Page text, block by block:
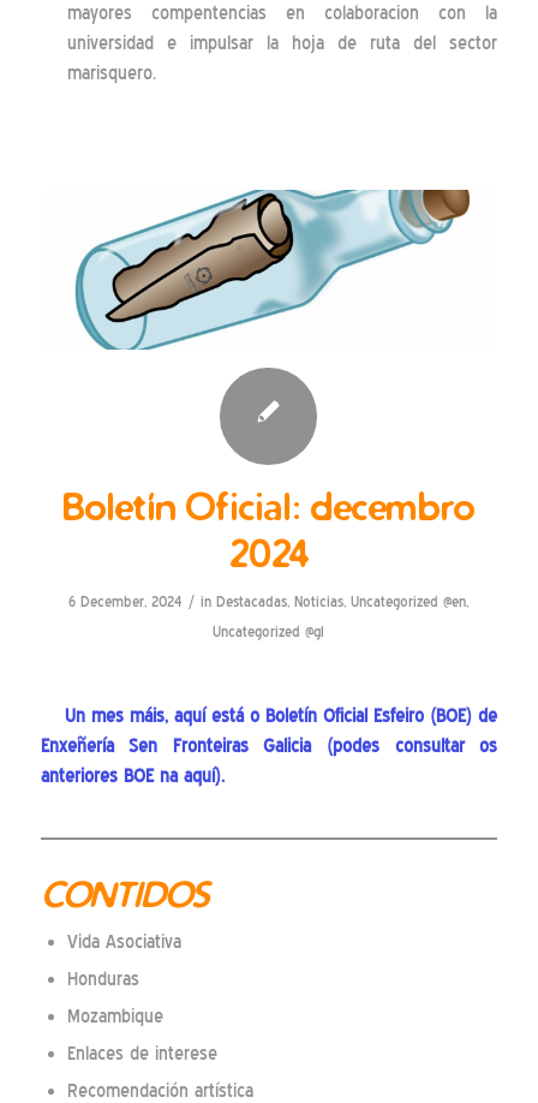
mayores compentencias en colaboracion con la
universidad e impulsar la hoja de ruta del sector
marisquero.
Boletín Oficial: decembro
2024
6 December, 2024 / inDestacadas,Noticias,Uncategorized @en,
Uncategorized @gl
Un mes máis, aquí está o Boletín Oficial Esfeiro (BOE) de
Enxeñería Sen Fronteiras Galicia (podes consultar os
anteriores BOE na aquí).
CONTIDOS
Vida Asociativa
Honduras
Mozambique
Enlaces de interese
Recomendación artística